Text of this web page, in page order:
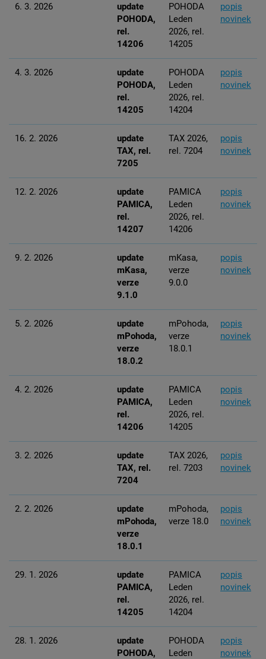
6. 3. 2026
update
POHODA,
rel.
14206
POHODA
Leden
2026, rel.
14205
popis
novinek
4. 3. 2026
update
POHODA,
rel.
14205
POHODA
Leden
2026, rel.
14204
popis
novinek
16. 2. 2026
update
TAX, rel.
7205
TAX 2026,
rel. 7204
popis
novinek
12. 2. 2026
update
PAMICA,
rel.
14207
PAMICA
Leden
2026, rel.
14206
popis
novinek
9. 2. 2026
update
mKasa,
verze
9.1.0
mKasa,
verze
9.0.0
popis
novinek
5. 2. 2026
update
mPohoda,
verze
18.0.2
mPohoda,
verze
18.0.1
popis
novinek
4. 2. 2026
update
PAMICA,
rel.
14206
PAMICA
Leden
2026, rel.
14205
popis
novinek
3. 2. 2026
update
TAX, rel.
7204
TAX 2026,
rel. 7203
popis
novinek
2. 2. 2026
update
mPohoda,
verze
18.0.1
mPohoda,
verze 18.0
popis
novinek
29. 1. 2026
update
PAMICA,
rel.
14205
PAMICA
Leden
2026, rel.
14204
popis
novinek
28. 1. 2026
update
POHODA,
POHODA
Leden
popis
novinek